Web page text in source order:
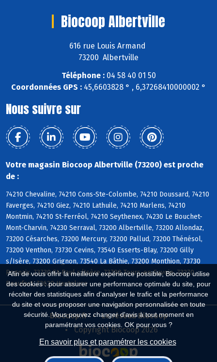
Afin de vous offrir la meilleure expérience possible, Biocoop utilise
des cookies : pour assurer une performance optimale du site, pour
récolter des statistiques afin d'analyser le trafic et la performance
du site et vous proposer une navigation personnalisée en toute
sécurité. Vous pouvez changer d'avis à tout moment en
paramétrant vos cookies. OK pour vous ?
En savoir plus et paramétrer les cookies
Biocoop Albertville
616 rue Louis Armand
73200 Albertville
Téléphone :04 58 40 01 50
Coordonnées GPS : 45,6603828 ° , 6,37268410000002 °
Nous suivre sur
Votre magasin Biocoop Albertville (73200) est proche
de :
74210 Chevaline, 74210 Cons-Ste-Colombe, 74210 Doussard, 74210
Faverges, 74210 Giez, 74210 Lathuile, 74210 Marlens, 74210
Montmin, 74210 St-Ferréol, 74210 Seythenex, 74230 Le Bouchet-
Mont-Charvin, 74230 Serraval, 73200 Albertville, 73200 Allondaz,
73200 Césarches, 73200 Mercury, 73200 Pallud, 73200 Thénésol,
73200 Venthon, 73730 Cevins, 73540 Esserts-Blay, 73200 Gilly
s/Isère, 73200 Grignon, 73540 La Bâthie, 73200 Monthion, 73730
Rognaix, 73730 St-Paul s/Isère, 73790 Tours-en-Savoie, 73270
Beaufort, 73620 Hauteluce
Biocoop.fr
Le réseau Biocoop
Copyright Biocoop 2026